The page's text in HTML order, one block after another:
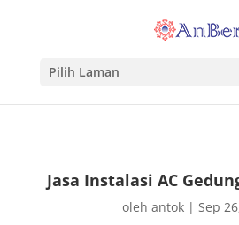
Pilih Laman
Jasa Instalasi AC
olehantok |Sep